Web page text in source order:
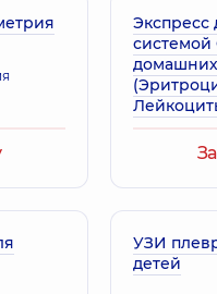
Зиновьевна
ультразвуковой
ультразвуковой
Экспресс
системой
УЗИ
детей